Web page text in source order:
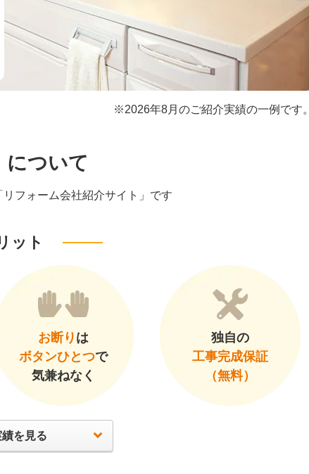
※2026年8月のご紹介実績の一例です。
について
フォーム会社紹介サイト」です
ット
お断り は
ボタンひとつで
気兼ねなく
独自の
工事完成保証
（無料）
を見る